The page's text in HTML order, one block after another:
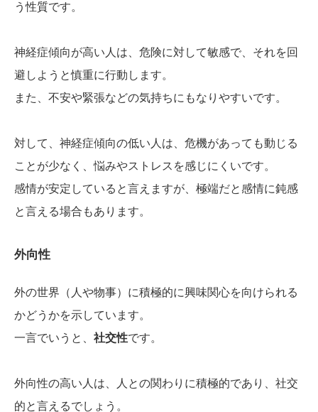
う性質です。
神経症傾向が高い人は、危険に対して敏感で、それを回
避しようと慎重に行動します。
また、不安や緊張などの気持ちにもなりやすいです。
対して、神経症傾向の低い人は、危機があっても動じる
ことが少なく、悩みやストレスを感じにくいです。
感情が安定していると言えますが、極端だと感情に鈍感
と言える場合もあります。
外向性
外の世界（人や物事）に積極的に興味関心を向けられる
かどうかを示しています。
一言でいうと、 社交性です。
外向性の高い人は、人との関わりに積極的であり、社交
的と言えるでしょう。